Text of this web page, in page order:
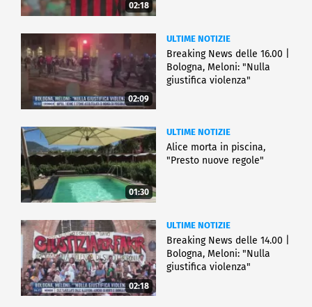
02:18
02:09
ULTIME NOTIZIE
Breaking News delle 16.00 |
Bologna, Meloni: "Nulla
giustifica violenza"
01:30
ULTIME NOTIZIE
Alice morta in piscina,
"Presto nuove regole"
02:18
ULTIME NOTIZIE
Breaking News delle 14.00 |
Bologna, Meloni: "Nulla
giustifica violenza"